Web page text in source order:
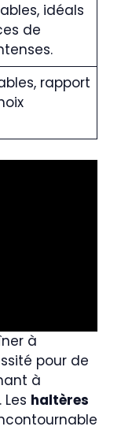
idéals
de
rapport
à
pour de
à
haltères